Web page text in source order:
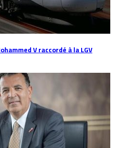
V raccordé à la LGV